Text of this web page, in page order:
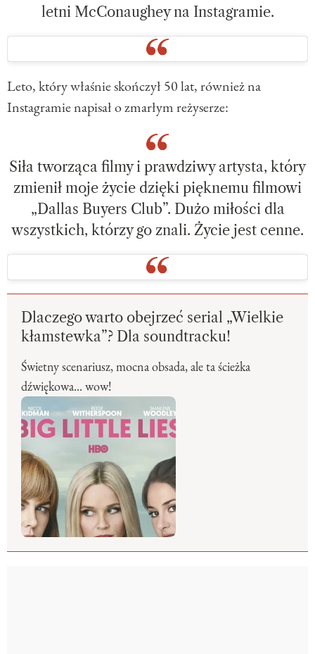
letni McConaughey na Instagramie.
Leto, który właśnie skończył 50 lat, również na
Instagramie napisał o zmarłym reżyserze:
Siła tworząca filmy i prawdziwy artysta, który
zmienił moje życie dzięki pięknemu filmowi
„Dallas Buyers Club”. Dużo miłości dla
wszystkich, którzy go znali. Życie jest cenne.
Dlaczego warto obejrzeć serial „Wielkie
kłamstewka”? Dla soundtracku!
Świetny scenariusz, mocna obsada, ale ta ścieżka
dźwiękowa... wow!